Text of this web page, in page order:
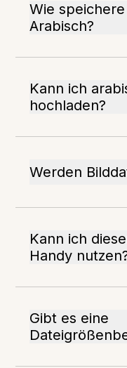
Wie
Arabisch?
Kann ich
hochladen?
Werden
Kann ich
Handy
Gibt es eine